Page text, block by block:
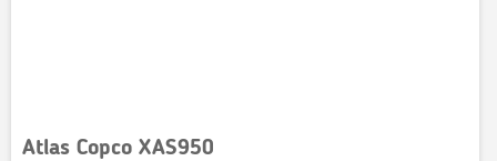
Atlas Copco XAS950